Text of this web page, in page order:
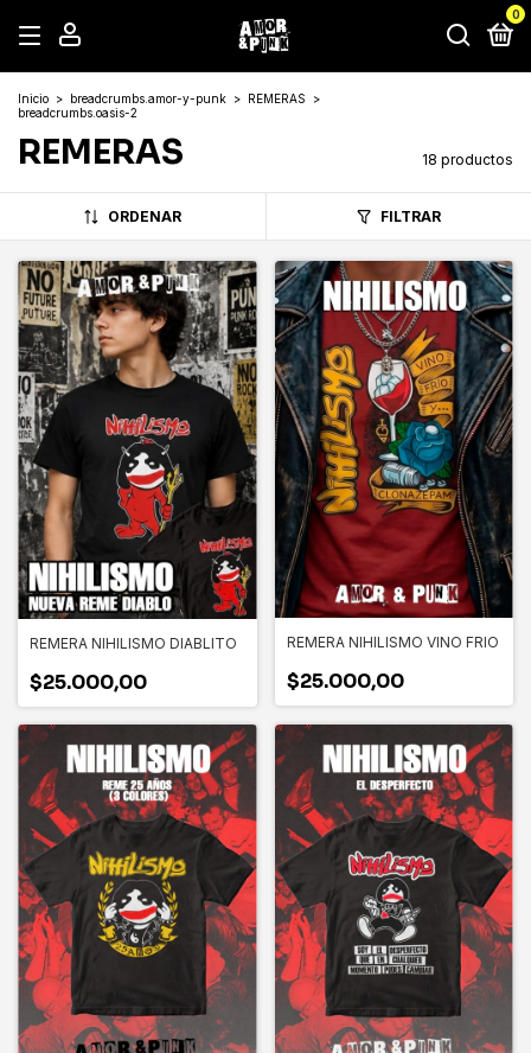
0
Inicio > breadcrumbs.amor-y-punk > REMERAS
>
breadcrumbs.oasis-2
REMERAS 18 productos
ORDENAR FILTRAR
REMERA NIHILISMO DIABLITO
$25.000,00
REMERA NIHILISMO VINO FRIO
$25.000,00